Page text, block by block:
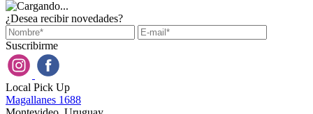
¿Desea recibir novedades?
Suscribirme
Local Pick Up
Magallanes 1688